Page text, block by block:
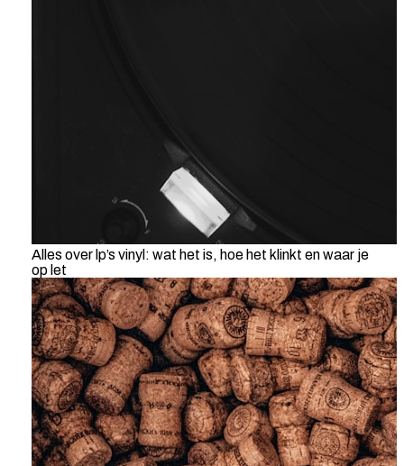
Alles over lp’s vinyl: wat het is, hoe het klinkt en waar je
op let